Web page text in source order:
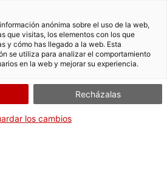
de Internacionalización
Servicios para Startups
hacer?
Selecciona la que se
tu caso y podrás acceder a
y condiciones de
anónima sobre el uso de la web,
que visitas, los elementos con los que
y cómo has llegado a la web. Esta
se utiliza para analizar el comportamiento
en la web y mejorar su experiencia.
Recházalas
los cambios